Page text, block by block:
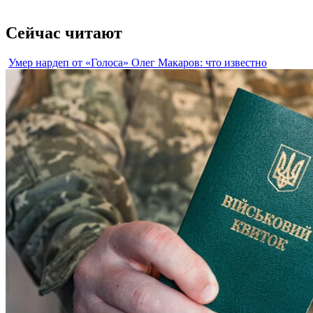
Сейчас читают
Умер нардеп от «Голоса» Олег Макаров: что известно